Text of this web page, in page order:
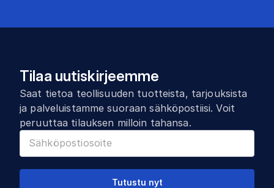
Tilaa uutiskirjeemme
Saat tietoa teollisuuden tuotteista, tarjouksista
ja palveluistamme suoraan sähköpostiisi. Voit
peruuttaa tilauksen milloin tahansa.
Tutustu nyt